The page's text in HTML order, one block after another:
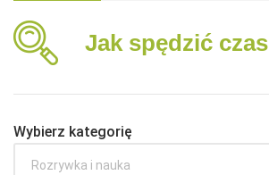
Jak spędzić czas
Wybierz kategorię
Rozrywka i nauka